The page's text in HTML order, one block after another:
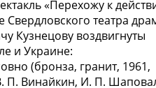
«Перехожу к
Свердловского театра
Кузнецову воздвигнуты
и Украине:
(бронза, гранит, 1961,
П. Винайкин, И. П.